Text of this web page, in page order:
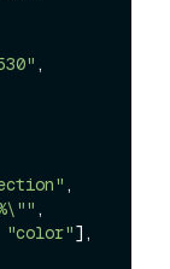
,
,
,
"color"],